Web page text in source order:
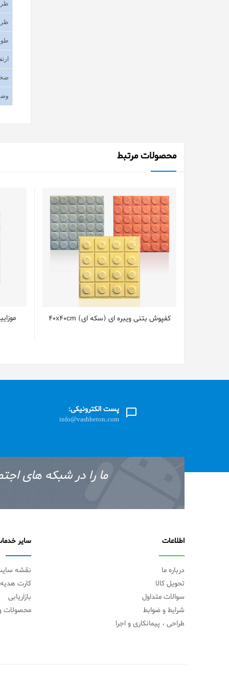
محصولات مرتبط
کفپوش بتنی ویبره ای (سکه ای) 40x40cm
پست الکترونیکی:
info@vashbeton.com
ما را در شبکه های
اطلاعات
درباره ما
تحویل کالا
سوالات متداول
شرایط و ضوابط
طراحی ، پیمانکاری و اجرا
سایر
نقشه
کارت هدیه
بازاریابی
محصولات